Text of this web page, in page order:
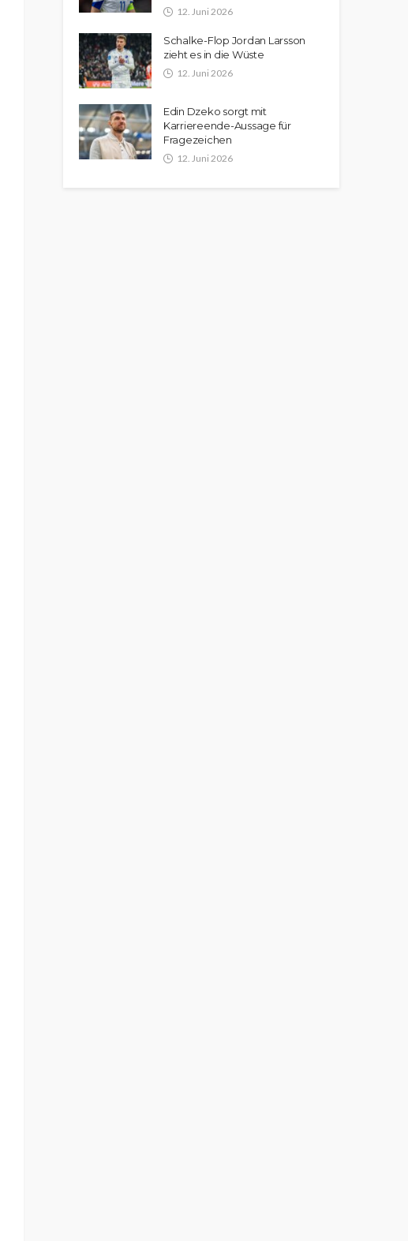
12. Juni 2026
Schalke-Flop Jordan Larsson
zieht es in die Wüste
12. Juni 2026
Edin Dzeko sorgt mit
Karriereende-Aussage für
Fragezeichen
12. Juni 2026